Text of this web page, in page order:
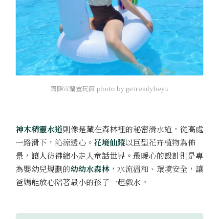
國際宜蘭童玩節 photo by getreadybeyu
神木精靈水道則像是藏在森林裡的秘密滑水道，從高處
一路滑下，沁涼透心。 花境仙蹤以巨型花卉植物為佈
景，讓人彷彿縮小走入童話世界。最暖心的設計則是專
為嬰幼兒規劃的幼幼水森林 ，水流溫和、環境安全，讓
爸媽能放心陪著最小的孩子一起戲水。